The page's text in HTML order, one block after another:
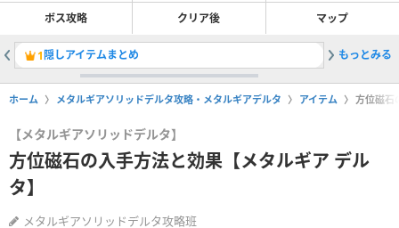
ボス攻略 クリア後 マップ
1隠しアイテムまとめ 2隠し武
もっとみる
ホーム メタルギアソリッドデルタ攻略・メタルギアデルタ アイテム 方位磁石
【メタルギアソリッドデルタ】
方位磁石の入手方法と効果【メタルギア デル
タ】
メタルギアソリッドデルタ攻略班